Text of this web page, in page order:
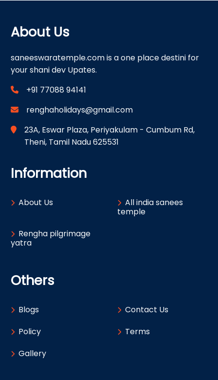
About Us
saneeswaratemple.com is a one place destini for
your shani dev Upates.
+91 77088 94141
renghaholidays@gmail.com
23A, Eswar Plaza, Periyakulam - Cumbum Rd,
Theni, Tamil Nadu 625531
Information
About Us
All india sanees
temple
Rengha pilgrimage
yatra
Others
Blogs
Contact Us
Policy
Terms
Gallery